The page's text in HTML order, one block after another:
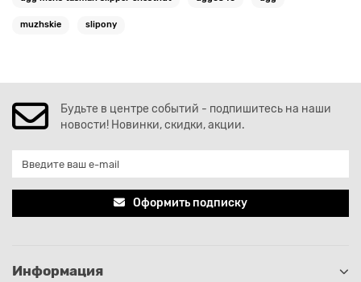
muzhskie slipony
Будьте в центре событий - подпишитесь на наши
новости! Новинки, скидки, акции.
Оформить подписку
Информация